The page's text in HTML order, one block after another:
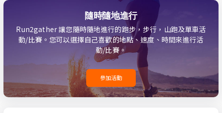
隨時隨地進行
Run2gather 讓您隨時隨地進行的跑步，步行，山跑及單車活
動/比賽。您可以選擇自己喜歡的地點、速度、時間來進行活
動/比賽。
參加活動